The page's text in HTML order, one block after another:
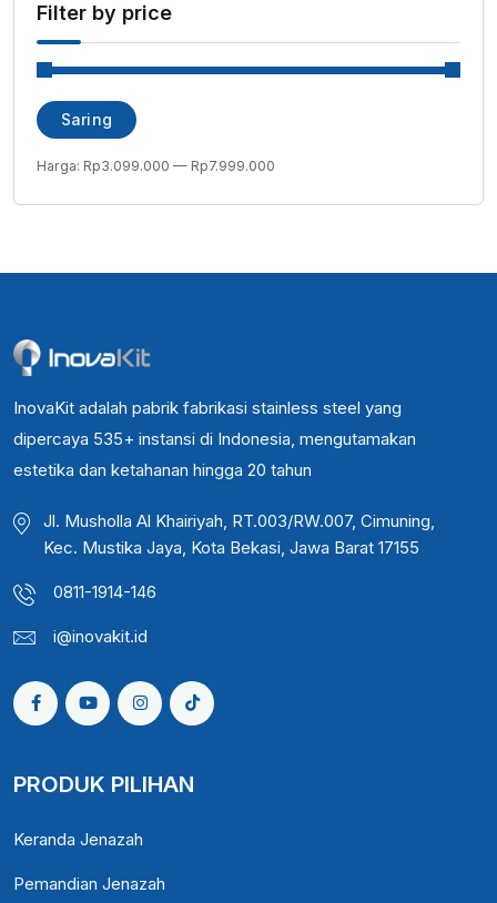
Filter by price
Harga
terendah
Harga
tertinggi
Saring
Harga: Rp3.099.000 — Rp7.999.000
InovaKit adalah pabrik fabrikasi stainless steel yang
dipercaya 535+ instansi di Indonesia, mengutamakan
estetika dan ketahanan hingga 20 tahun
Jl. Musholla Al Khairiyah, RT.003/RW.007, Cimuning,
Kec. Mustika Jaya, Kota Bekasi, Jawa Barat 17155
0811-1914-146
i@inovakit.id
PRODUK PILIHAN
Keranda Jenazah
Pemandian Jenazah